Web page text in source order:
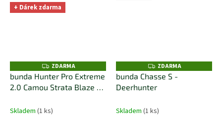
+ Dárek zdarma
Z
D
A
R
ZDARMA
bunda Hunter Pro Extreme
2.0 Camou Strata Blaze M
Skladem (1 ks)
Z
D
A
R
ZDARMA
bunda Chasse S -
Deerhunter
Skladem (1 ks)